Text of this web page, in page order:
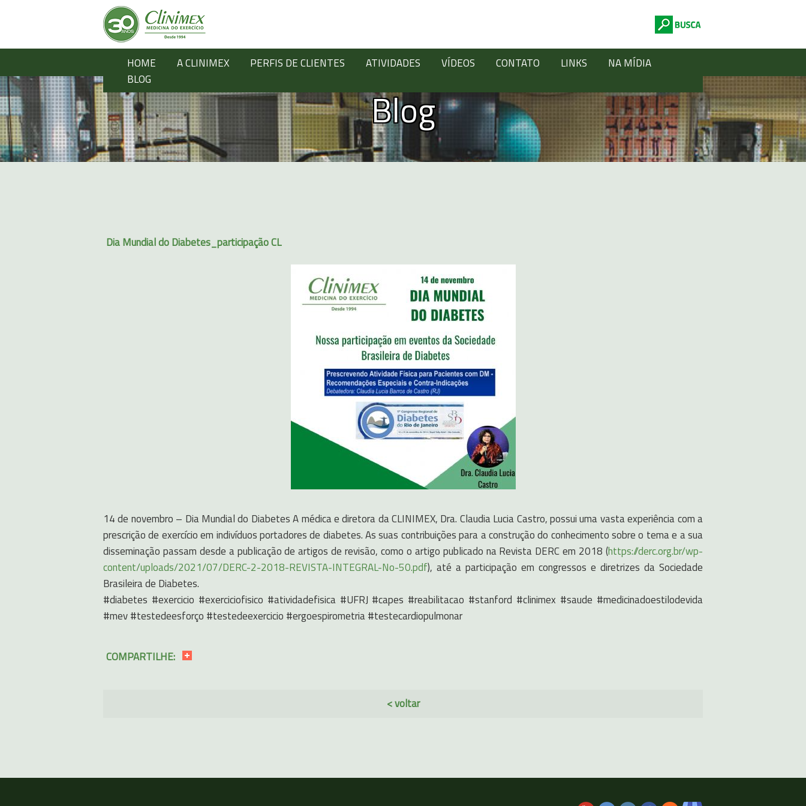
HOME A CLINIMEX PERFIS DE CLIENTES ATIVIDADES VÍDEOS CONTATO LINKS
NA MÍDIA
BLOG
Digite abaixo:
Blog
Dia Mundial do Diabetes_participação CL
14 de novembro – Dia Mundial do Diabetes A médica e diretora da CLINIMEX, Dra. Claudia Lucia Castro, possui uma vasta experiência com a
prescrição de exercício em indivíduos portadores de diabetes. As suas contribuições para a construção do conhecimento sobre o tema e a sua
disseminação passam desde a publicação de artigos de revisão, como o artigo publicado na Revista DERC em 2018 (https://derc.org.br/wp-
content/uploads/2021/07/DERC-2-2018-REVISTA-INTEGRAL-No-50.pdf), até a participação em congressos e diretrizes da Sociedade
Brasileira de Diabetes.
#diabetes #exercicio #exerciciofisico #atividadefisica #UFRJ #capes #reabilitacao #stanford #clinimex #saude #medicinadoestilodevida
#mev #testedeesforço #testedeexercicio #ergoespirometria #testecardiopulmonar
COMPARTILHE:
< voltar